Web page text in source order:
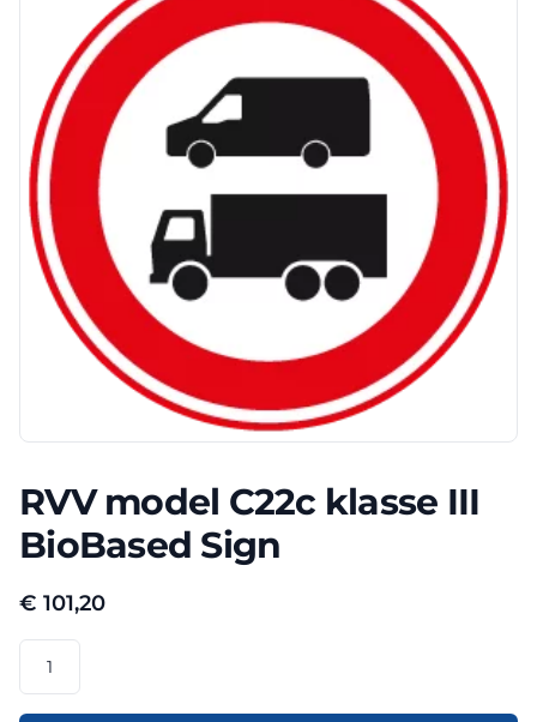
RVV model C22c klasse III
BioBased Sign
€ 101,20
C22c